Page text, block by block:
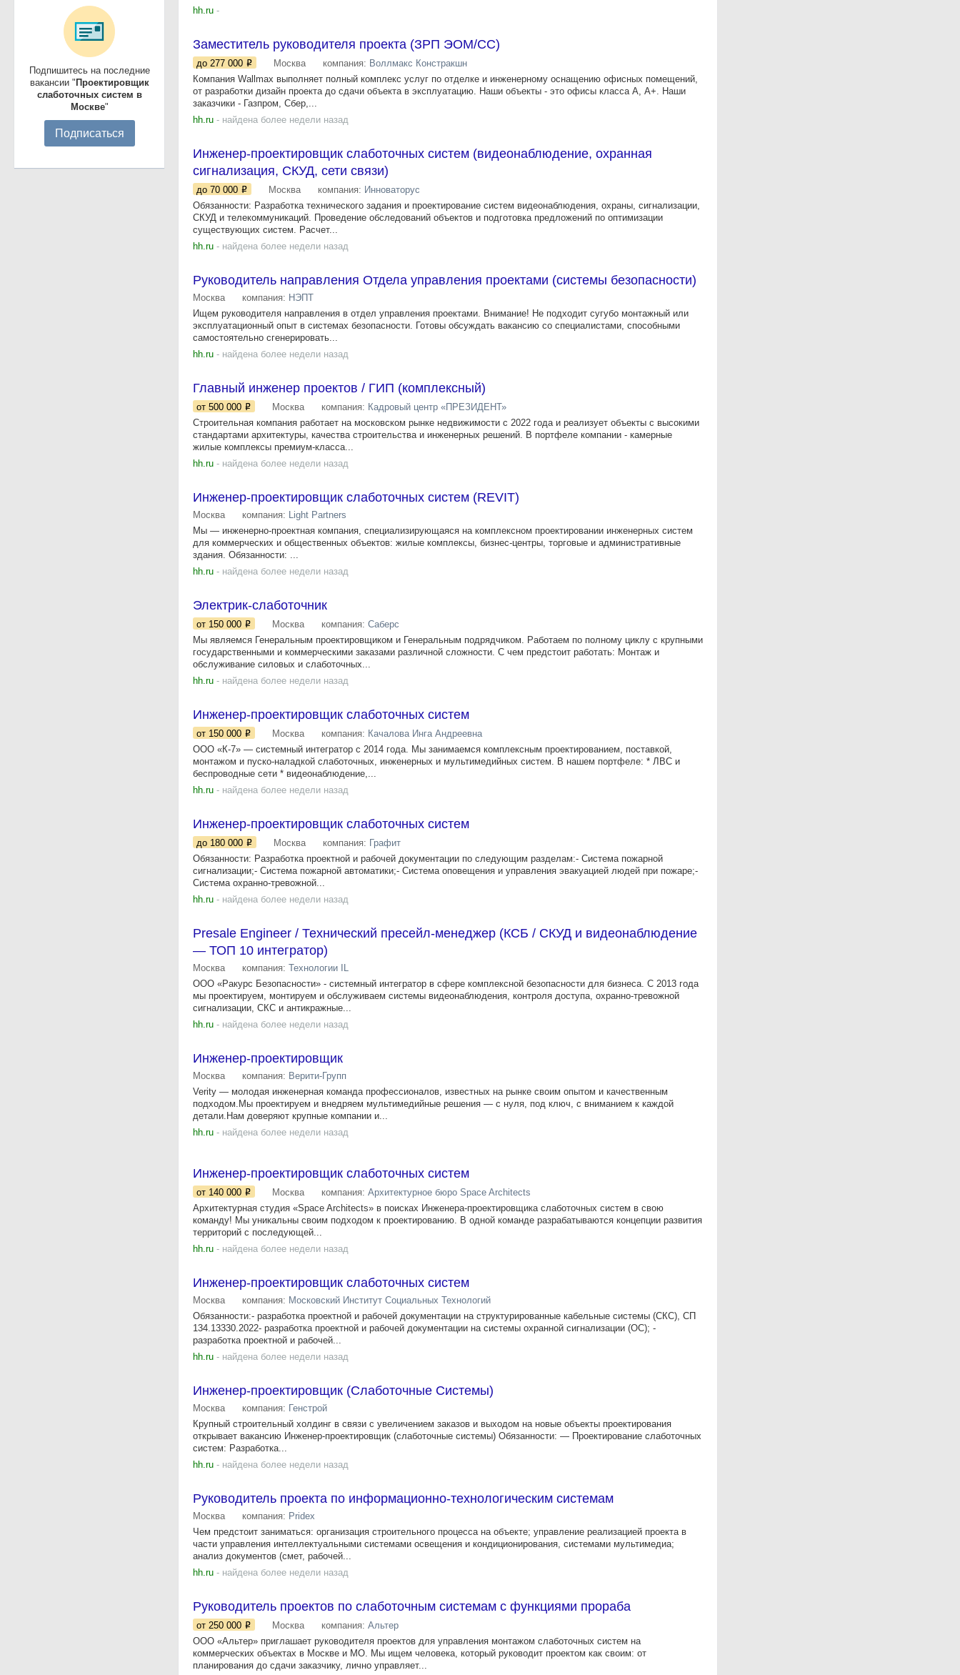
hh.ru -
Заместитель руководителя проекта (ЗРП ЭОМ/СС)
до 277 000 Москва компания: Воллмакс Констракшн
Компания Wallmax выполняет полный комплекс услуг по отделке и инженерному оснащению офисных помещений,
от разработки дизайн проекта до сдачи объекта в эксплуатацию. Наши объекты - это офисы класса А, А+. Наши
заказчики - Газпром, Сбер,...
hh.ru - найдена более недели назад
Инженер-проектировщик слаботочных систем (видеонаблюдение, охранная
сигнализация, СКУД, сети связи)
до 70 000 Москва компания: Инноваторус
Обязанности: Разработка технического задания и проектирование систем видеонаблюдения, охраны, сигнализации,
СКУД и телекоммуникаций. Проведение обследований объектов и подготовка предложений по оптимизации
существующих систем. Расчет...
hh.ru - найдена более недели назад
Руководитель направления Отдела управления проектами (системы безопасности)
Москва компания: НЭПТ
Ищем руководителя направления в отдел управления проектами. Внимание! Не подходит сугубо монтажный или
эксплуатационный опыт в системах безопасности. Готовы обсуждать вакансию со специалистами, способными
самостоятельно сгенерировать...
hh.ru - найдена более недели назад
Главный инженер проектов / ГИП (комплексный)
от 500 000 Москва компания: Кадровый центр «ПРЕЗИДЕНТ»
Строительная компания работает на московском рынке недвижимости с 2022 года и реализует объекты с высокими
стандартами архитектуры, качества строительства и инженерных решений. В портфеле компании - камерные
жилые комплексы премиум-класса...
hh.ru - найдена более недели назад
Инженер-проектировщик слаботочных систем (REVIT)
Москва компания: Light Partners
Мы — инженерно-проектная компания, специализирующаяся на комплексном проектировании инженерных систем
для коммерческих и общественных объектов: жилые комплексы, бизнес-центры, торговые и административные
здания. Обязанности: ...
hh.ru - найдена более недели назад
Электрик-слаботочник
от 150 000 Москва компания: Саберс
Мы являемся Генеральным проектировщиком и Генеральным подрядчиком. Работаем по полному циклу с крупными
государственными и коммерческими заказами различной сложности. С чем предстоит работать: Монтаж и
обслуживание силовых и слаботочных...
hh.ru - найдена более недели назад
Инженер-проектировщик слаботочных систем
от 150 000 Москва компания: Качалова Инга Андреевна
ООО «К-7» — системный интегратор с 2014 года. Мы занимаемся комплексным проектированием, поставкой,
монтажом и пуско-наладкой слаботочных, инженерных и мультимедийных систем. В нашем портфеле: * ЛВС и
беспроводные сети * видеонаблюдение,...
hh.ru - найдена более недели назад
Инженер-проектировщик слаботочных систем
до 180 000 Москва компания: Графит
Обязанности: Разработка проектной и рабочей документации по следующим разделам:- Система пожарной
сигнализации;- Система пожарной автоматики;- Система оповещения и управления эвакуацией людей при пожаре;-
Система охранно-тревожной...
hh.ru - найдена более недели назад
Presale Engineer / Технический пресейл-менеджер (КСБ / СКУД и видеонаблюдение
— ТОП 10 интегратор)
Москва компания: Технологии IL
ООО «Ракурс Безопасности» - системный интегратор в сфере комплексной безопасности для бизнеса. С 2013 года
мы проектируем, монтируем и обслуживаем системы видеонаблюдения, контроля доступа, охранно-тревожной
сигнализации, СКС и антикражные...
hh.ru - найдена более недели назад
Инженер-проектировщик
Москва компания: Верити-Групп
Verity — молодая инженерная команда профессионалов, известных на рынке своим опытом и качественным
подходом.Мы проектируем и внедряем мультимедийные решения — с нуля, под ключ, с вниманием к каждой
детали.Нам доверяют крупные компании и...
hh.ru - найдена более недели назад
Инженер-проектировщик слаботочных систем
от 140 000 Москва компания: Архитектурное бюро Space Architects
Архитектурная студия «Space Architects» в поисках Инженера-проектировщика слаботочных систем в свою
команду! Мы уникальны своим подходом к проектированию. В одной команде разрабатываются концепции развития
территорий с последующей...
hh.ru - найдена более недели назад
Инженер-проектировщик слаботочных систем
Москва компания: Московский Институт Социальных Технологий
Обязанности:- разработка проектной и рабочей документации на структурированные кабельные системы (СКС), СП
134.13330.2022- разработка проектной и рабочей документации на системы охранной сигнализации (ОС); -
разработка проектной и рабочей...
hh.ru - найдена более недели назад
Инженер-проектировщик (Слаботочные Системы)
Москва компания: Генстрой
Крупный строительный холдинг в связи с увеличением заказов и выходом на новые объекты проектирования
открывает вакансию Инженер-проектировщик (слаботочные системы) Обязанности: — Проектирование слаботочных
систем: Разработка...
hh.ru - найдена более недели назад
Руководитель проекта по информационно-технологическим системам
Москва компания: Pridex
Чем предстоит заниматься: организация строительного процесса на объекте; управление реализацией проекта в
части управления интеллектуальными системами освещения и кондиционирования, системами мультимедиа;
анализ документов (смет, рабочей...
hh.ru - найдена более недели назад
Руководитель проектов по слаботочным системам с функциями прораба
от 250 000 Москва компания: Альтер
ООО «Альтер» приглашает руководителя проектов для управления монтажом слаботочных систем на
коммерческих объектах в Москве и МО. Мы ищем человека, который руководит проектом как своим: от
планирования до сдачи заказчику, лично управляет...
Подпишитесь на последние
вакансии " Проектировщик
слаботочных систем в
Москве"
Подписаться